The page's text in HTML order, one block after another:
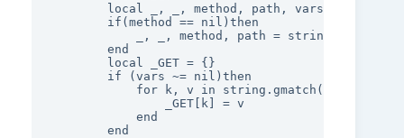
local _, _, method, path, vars =
        if(method == nil)then
_, _, method, path =
        end
        local _GET = {}
        if (vars ~= nil)then
for k, v in string.gmatch(vars,
                _GET[k] = v
            end
        end